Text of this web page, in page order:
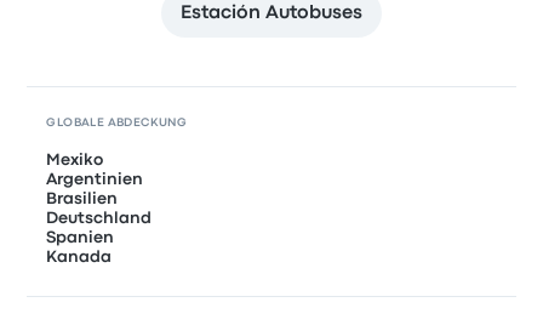
Estación Autobuses
GLOBALE ABDECKUNG
Mexiko
Argentinien
Brasilien
Deutschland
Spanien
Kanada